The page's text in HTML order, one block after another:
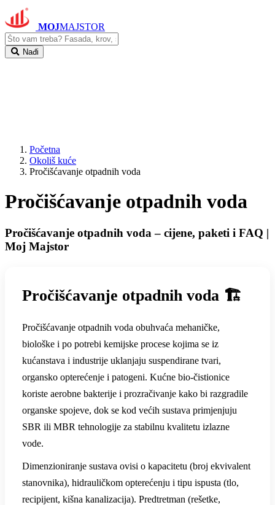
MOJMAJSTOR
Nađi
Početna
Okoliš kuće
Pročišćavanje otpadnih voda
Pročišćavanje otpadnih voda
Pročišćavanje otpadnih voda – cijene, paketi i FAQ |
Moj Majstor
Pročišćavanje otpadnih voda 🏗️
Pročišćavanje otpadnih voda obuhvaća mehaničke,
biološke i po potrebi kemijske procese kojima se iz
kućanstava i industrije uklanjaju suspendirane tvari,
organsko opterećenje i patogeni. Kućne bio-čistionice
koriste aerobne bakterije i prozračivanje kako bi razgradile
organske spojeve, dok se kod većih sustava primjenjuju
SBR ili MBR tehnologije za stabilnu kvalitetu izlazne
vode.
Dimenzioniranje sustava ovisi o kapacitetu (broj ekvivalent
stanovnika), hidrauličkom opterećenju i tipu ispusta (tlo,
recipijent, kišna kanalizacija). Predtretman (rešetke,